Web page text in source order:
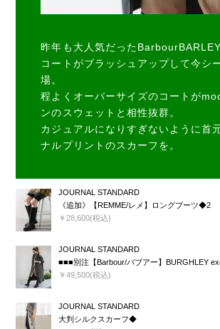
昨年も大人気だった
コートがブラッシュアップして今シ
場。
程よくオーバーサイズのコートが
ンのスウェットと相性抜群。
カジュアルになりすぎないように首
ナルプリントのスカーフを。
JOURNAL STANDARD
《追加》【REMME/レメ】ロングブーツ◆2
￥28,600(税込)
JOURNAL STANDARD
■■■別注【Barbour/バブアー】BURGHLEY
￥49,500(税込)
JOURNAL STANDARD
大判シルクスカーフ◆